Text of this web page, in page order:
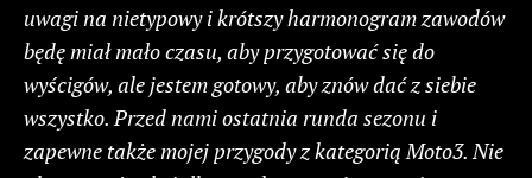
uwagi na nietypowy i krótszy harmonogram zawodów
będę miał mało czasu, aby przygotować się do
wyścigów, ale jestem gotowy, aby znów dać z siebie
wszystko. Przed nami ostatnia runda sezonu i
zapewne także mojej przygody z kategorią Moto3. Nie